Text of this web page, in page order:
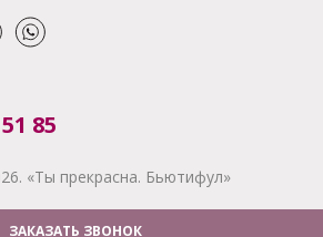
85
«Ты прекрасна. Бьютифул»
ЗАКАЗАТЬ ЗВОНОК